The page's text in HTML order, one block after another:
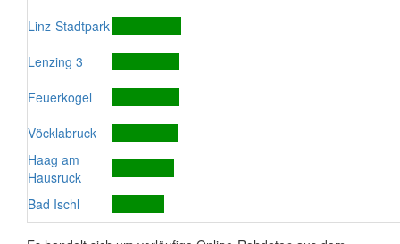
Linz-Stadtpark
Lenzing 3
Feuerkogel
Vöcklabruck
Haag am
Hausruck
Bad Ischl